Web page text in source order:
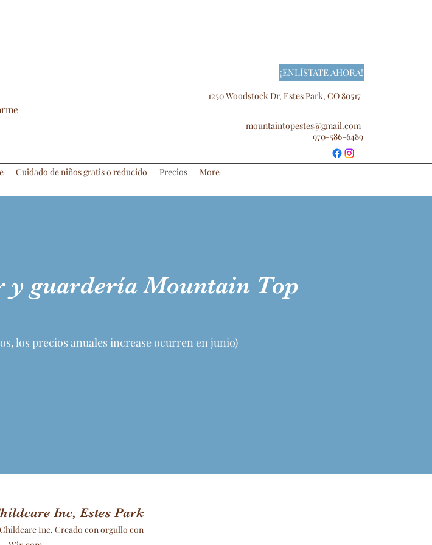
¡ENLÍSTATE AHORA!
1250 Woodstock Dr, Estes Park, CO 80517
mountaintopestes@gmail.com
970-586-6489
Cuidado de niños gratis o reducido Precios More
y guardería Mountain Top
los precios anuales increase ocurren en junio)
Inc, Estes Park
Inc. Creado con orgullo con